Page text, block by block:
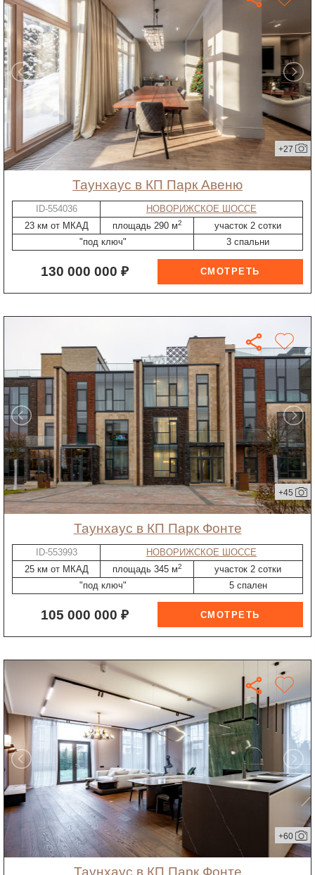
+27
таунхаус в КП Парк Авеню
ID-554036
НОВОРИЖСКОЕ ШОССЕ
23 км от МКАД
площадь 290 м2
участок 2 сотки
"под ключ"
3 спальни
130 000 000 ₽
+45
таунхаус в КП Парк Фонте
ID-553993
НОВОРИЖСКОЕ ШОССЕ
25 км от МКАД
площадь 345 м2
участок 2 сотки
"под ключ"
5 спален
105 000 000 ₽
+60
таунхаус в КП Парк Фонте